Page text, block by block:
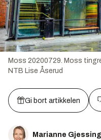
Moss 20200729. Moss
NTB Lise Åserud
Gi bort artikkelen
Marianne Gjessing